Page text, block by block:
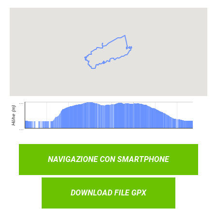
NAVIGAZIONE CON SMARTPHONE
DOWNLOAD FILE GPX